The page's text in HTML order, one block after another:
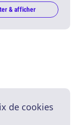
& afficher
de cookies